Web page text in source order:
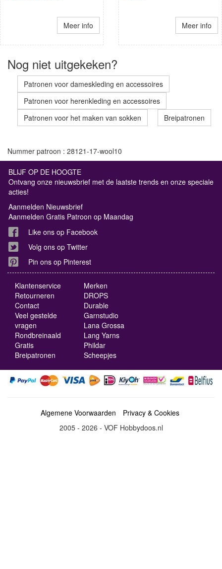
Meer info Meer info
Nog niet uitgekeken?
Patronen voor dameskleding en accessoires
Patronen voor herenkleding en accessoires
Patronen voor het maken van sokken
Breipatronen
Nummer patroon : 28121-17-wool10
BLIJF OP DE HOOGTE
Ontvang onze nieuwsbrief met de laatste trends en onze speciale
acties!
Aanmelden Nieuwsbrief
Aanmelden Gratis Patroon op Maandag
Like ons op Facebook
Volg ons op Twitter
Pin ons op Pinterest
Klantenservice
Retourneren
Contact
Veel gestelde
vragen
Rondbreinaald
Gratis
Breipatronen
Merken
DROPS
Durable
Garnstudio
Lana Grossa
Lang Yarns
Phildar
Scheepjes
Algemene Voorwaarden
Privacy & Cookies
2005 - 2026 - VOF Hobbydoos.nl